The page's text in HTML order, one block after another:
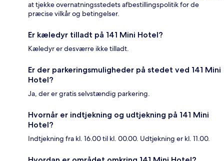
at tjekke overnatningsstedets afbestillingspolitik for de
præcise vilkår og betingelser.
Er kæledyr tilladt på 141 Mini Hotel?
Kæledyr er desværre ikke tilladt.
Er der parkeringsmuligheder på stedet ved 141 Mini
Hotel?
Ja, der er gratis selvstændig parkering.
Hvornår er indtjekning og udtjekning på 141 Mini
Hotel?
Indtjekning fra kl. 16.00 til kl. 00.00. Udtjekning er kl. 11.00.